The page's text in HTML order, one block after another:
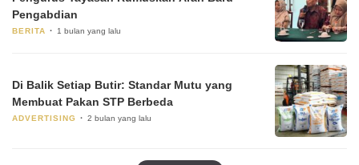
Pengabdian
BERITA 1 bulan yang lalu
Di Balik Setiap Butir: Standar Mutu yang
Membuat Pakan STP Berbeda
ADVERTISING 2 bulan yang lalu